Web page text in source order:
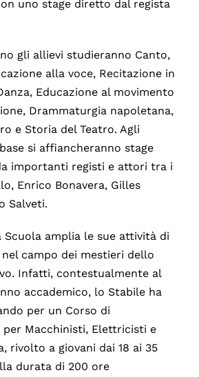
uno stage diretto dal regista
gli allievi studieranno Canto,
alla voce, Recitazione in
Educazione al movimento
Drammaturgia napoletana,
e Storia del Teatro. Agli
si affiancheranno stage
importanti registi e attori tra i
Enrico Bonavera, Gilles
Salveti.
Scuola amplia le sue attività di
campo dei mestieri dello
Infatti, contestualmente al
accademico, lo Stabile ha
per un Corso di
per Macchinisti, Elettricisti e
rivolto a giovani dai 18 ai 35
durata di 200 ore